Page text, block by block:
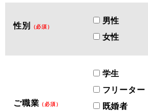
性別 （必須）
男性
女性
ご職業 （必須）
学生
フリーター
既婚者